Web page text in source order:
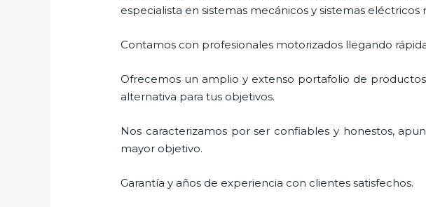
especialista en sistemas mecánicos y sistemas
Contamos con profesionales motorizados llegando
Ofrecemos un amplio y extenso portafolio de productos
alternativa para tus objetivos.
Nos caracterizamos por ser confiables y honestos,
mayor objetivo.
Garantía y años de experiencia con clientes satisfechos.